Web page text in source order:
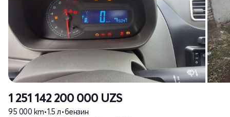
1 251 142 200 000 UZS
95 000 km•1.5 л•бензин